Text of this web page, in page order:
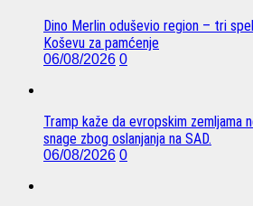
Dino Merlin oduševio region – tri
Koševu za pamćenje
06/08/2026 0
Tramp kaže da evropskim zemljama
snage zbog oslanjanja na SAD.
06/08/2026 0